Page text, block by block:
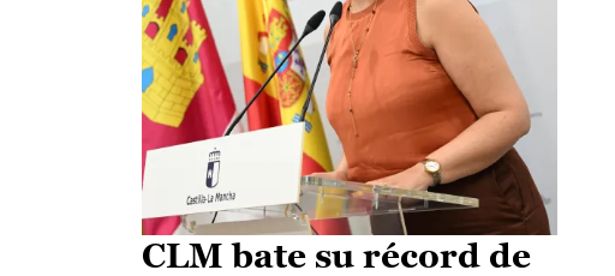
CLM bate su récord de